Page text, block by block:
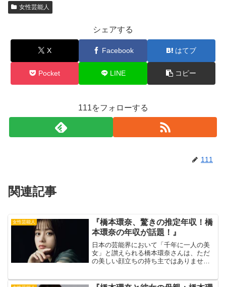
女性芸能人
シェアする
X Facebook はてブ
Pocket LINE コピー
111をフォローする
111
関連記事
女性芸能人
『橋本環奈、驚きの推定年収！橋
本環奈の年収が話題！』
日本の芸能界において「千年に一人の美
女」と讃えられる橋本環奈さんは、ただ
の美しい顔立ちの持ち主ではありませ
人々を引き付ける個性で構築されていま